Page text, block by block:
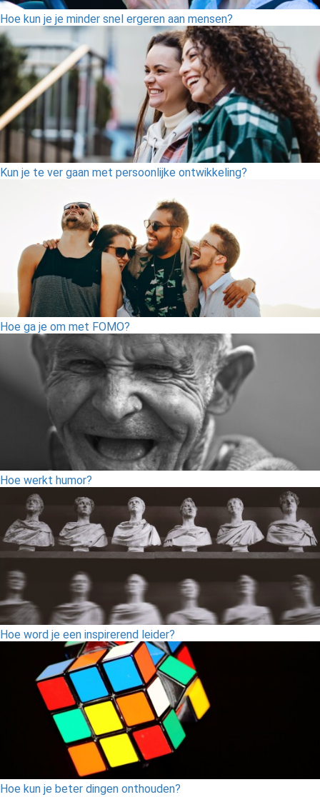
Hoe kun je je minder snel ergeren aan mensen?
Kun je te ver gaan met persoonlijke ontwikkeling?
Hoe ga je om met FOMO?
Hoe werkt humor?
Hoe word je een inspirerend leider?
Hoe kun je beter dingen onthouden?